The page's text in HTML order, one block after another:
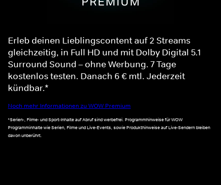
Erleb deinen Lieblingscontent auf 2 Streams
gleichzeitig, in Full HD und mit Dolby Digital 5.1
Surround Sound – ohne Werbung. 7 Tage
kostenlos testen. Danach 6 € mtl. Jederzeit
kündbar.*
Noch mehr Informationen zu WOW Premium
*Serien-, Filme- und Sport-Inhalte auf Abruf sind werbefrei. Programmhinweise für WOW
Programminhalte wie Serien, Filme und Live-Events, sowie Produkthinweise auf Live-Sendern bleiben
davon unberührt.